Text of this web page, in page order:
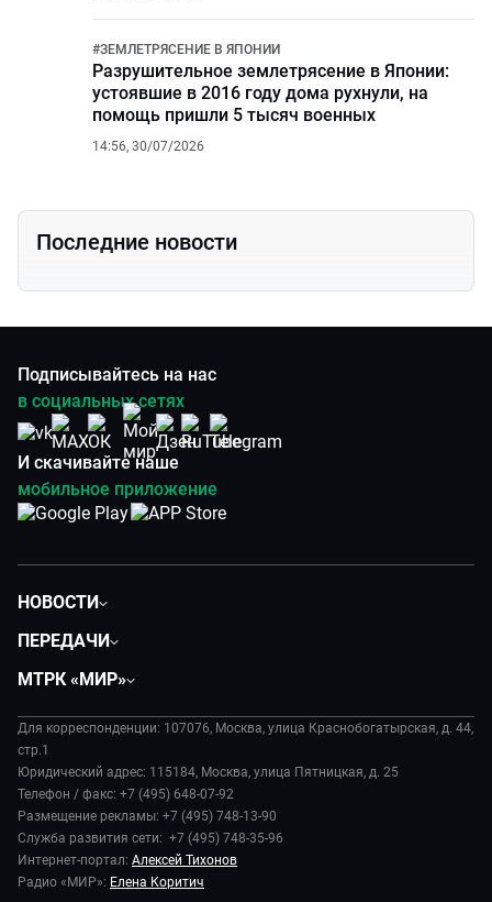
#ЗЕМЛЕТРЯСЕНИЕ В ЯПОНИИ
Разрушительное землетрясение в Японии:
устоявшие в 2016 году дома рухнули, на
помощь пришли 5 тысяч военных
14:56, 30/07/2026
Последние новости
Подписывайтесь на нас
в социальных сетях
И скачивайте наше
мобильное приложение
НОВОСТИ
Экономика
Происшествия
В содружестве
В мире
Наука и технологии
Здоровье и медицина
Спорт
ПЕРЕДАЧИ
Дела судебные
Диктор делает
Игра в кино
Игра в кино. Мультфильмы
Исторический детектив
Миллион за 5 минут
МТРК «МИР»
История
Руководство
Новости компании
Пресса о нас
Карьера
Реклама
Для корреспонденции: 107076, Москва, улица Краснобогатырская, д. 44,
стр.1
Юридический адрес: 115184, Москва, улица Пятницкая, д. 25
Телефон / факс: +7 (495) 648-07-92
Размещение рекламы: +7 (495) 748-13-90
Служба развития сети: +7 (495) 748-35-96
Интернет-портал: Алексей Тихонов
Радио «МИР»: Елена Коритич